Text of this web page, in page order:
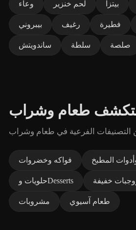
وعاء لحم خنزير بيتزا
بيبروني رغيف فطيرة
ساندويتش سلطة صلصة
طعام وشراب
فواكه وخضروات المطبخ
حلويات وDesserts خفيفة
مشروبات طعام آسيوي